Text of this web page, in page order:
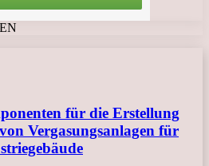
für die Erstellung
Vergasungsanlagen für